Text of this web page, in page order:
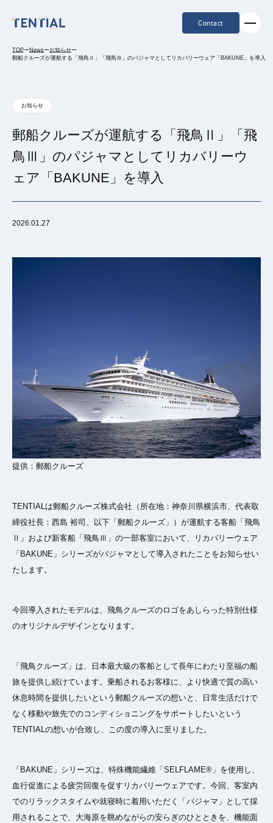
Contact
TOPーNewsーお知らせー
郵船クルーズが運航する「飛鳥Ⅱ」「飛鳥Ⅲ」のパジャマとしてリカバリーウェア「BAKUNE」を導入
お知らせ
郵船クルーズが運航する「飛鳥Ⅱ」「飛
鳥Ⅲ」のパジャマとしてリカバリーウ
ェア「BAKUNE」を導入
2026.01.27
提供：郵船クルーズ
TENTIALは郵船クルーズ株式会社（所在地：神奈川県横浜市、代表取
締役社長：西島 裕司、以下「郵船クルーズ」）が運航する客船「飛鳥
Ⅱ」および新客船「飛鳥Ⅲ」の一部客室において、リカバリーウェア
「BAKUNE」シリーズがパジャマとして導入されたことをお知らせい
たします。
今回導入されたモデルは、飛鳥クルーズのロゴをあしらった特別仕様
のオリジナルデザインとなります。
「飛鳥クルーズ」は、日本最大級の客船として長年にわたり至福の船
旅を提供し続けています。乗船されるお客様に、より快適で質の高い
休息時間を提供したいという郵船クルーズの想いと、日常生活だけで
なく移動や旅先でのコンディショニングをサポートしたいという
TENTIALの想いが合致し、この度の導入に至りました。
「BAKUNE」シリーズは、特殊機能繊維「SELFLAME®︎」を使用し、
血行促進による疲労回復を促すリカバリーウェアです。今回、客室内
でのリラックスタイムや就寝時に着用いただく「パジャマ」として採
用されることで、大海原を眺めながらの安らぎのひとときを、機能面